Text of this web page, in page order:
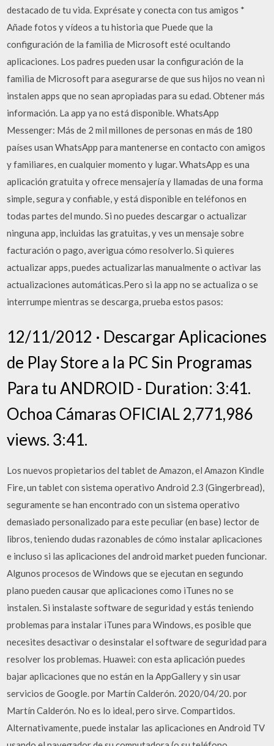
destacado de tu vida. Exprésate y conecta con tus amigos *
Añade fotos y vídeos a tu historia que Puede que la
configuración de la familia de Microsoft esté ocultando
aplicaciones. Los padres pueden usar la configuración de la
familia de Microsoft para asegurarse de que sus hijos no vean ni
instalen apps que no sean apropiadas para su edad. Obtener más
información. La app ya no está disponible. WhatsApp
Messenger: Más de 2 mil millones de personas en más de 180
países usan WhatsApp para mantenerse en contacto con amigos
y familiares, en cualquier momento y lugar. WhatsApp es una
aplicación gratuita y ofrece mensajería y llamadas de una forma
simple, segura y confiable, y está disponible en teléfonos en
todas partes del mundo. Si no puedes descargar o actualizar
ninguna app, incluidas las gratuitas, y ves un mensaje sobre
facturación o pago, averigua cómo resolverlo. Si quieres
actualizar apps, puedes actualizarlas manualmente o activar las
actualizaciones automáticas.Pero si la app no se actualiza o se
interrumpe mientras se descarga, prueba estos pasos:
12/11/2012 · Descargar Aplicaciones
de Play Store a la PC Sin Programas
Para tu ANDROID - Duration: 3:41.
Ochoa Cámaras OFICIAL 2,771,986
views. 3:41.
Los nuevos propietarios del tablet de Amazon, el Amazon Kindle
Fire, un tablet con sistema operativo Android 2.3 (Gingerbread),
seguramente se han encontrado con un sistema operativo
demasiado personalizado para este peculiar (en base) lector de
libros, teniendo dudas razonables de cómo instalar aplicaciones
e incluso si las aplicaciones del android market pueden funcionar.
Algunos procesos de Windows que se ejecutan en segundo
plano pueden causar que aplicaciones como iTunes no se
instalen. Si instalaste software de seguridad y estás teniendo
problemas para instalar iTunes para Windows, es posible que
necesites desactivar o desinstalar el software de seguridad para
resolver los problemas. Huawei: con esta aplicación puedes
bajar aplicaciones que no están en la AppGallery y sin usar
servicios de Google. por Martín Calderón. 2020/04/20. por
Martín Calderón. No es lo ideal, pero sirve. Compartidos.
Alternativamente, puede instalar las aplicaciones en Android TV